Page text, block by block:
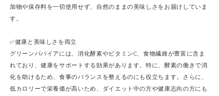
加物や保存料を一切使用せず、自然のままの美味しさをお届けしていま
す。
✅健康と美味しさを両立
グリーンパパイアには、消化酵素やビタミンC、食物繊維が豊富に含ま
れており、健康をサポートする効果があります。特に、酵素の働きで消
化を助けるため、食事のバランスを整えるのにも役立ちます。さらに、
低カロリーで栄養価が高いため、ダイエット中の方や健康志向の方にも